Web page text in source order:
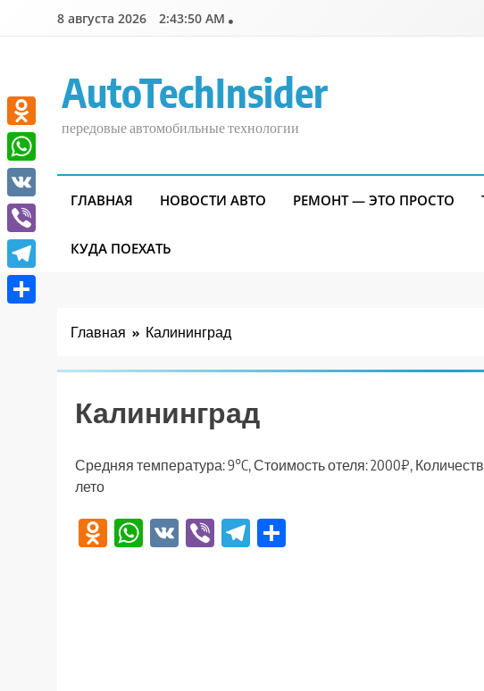
8 августа 2026 2:43:50 AM
AutoTechInsider
передовые автомобильные технологии
ГЛАВНАЯ НОВОСТИ АВТО РЕМОНТ — ЭТО ПРОСТО
КУДА ПОЕХАТЬ
Главная Калининград
Калининград
Средняя температура: 9°C, Стоимость отеля: 2000₽,
лето
Odnoklassniki
WhatsApp
VK ViberTelegram
Odnoklassniki
WhatsApp
VK
Viber
Telegram